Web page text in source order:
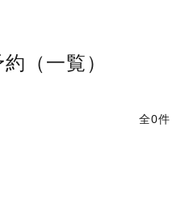
（一覧）
全0件